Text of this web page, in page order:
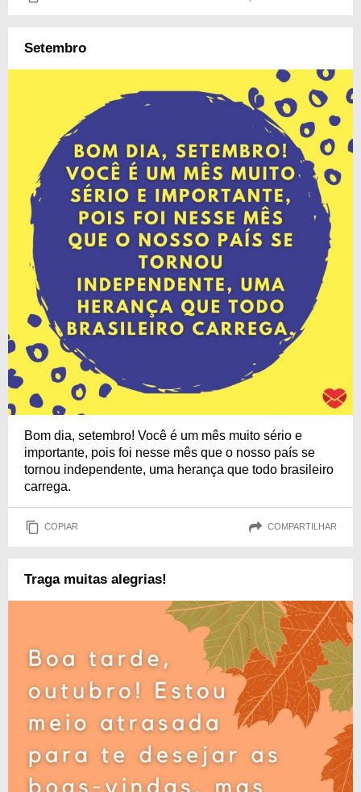
Setembro
Bom dia, setembro! Você é um mês muito sério e
importante, pois foi nesse mês que o nosso país se
tornou independente, uma herança que todo brasileiro
carrega.
COPIAR COMPARTILHAR
Traga muitas alegrias!